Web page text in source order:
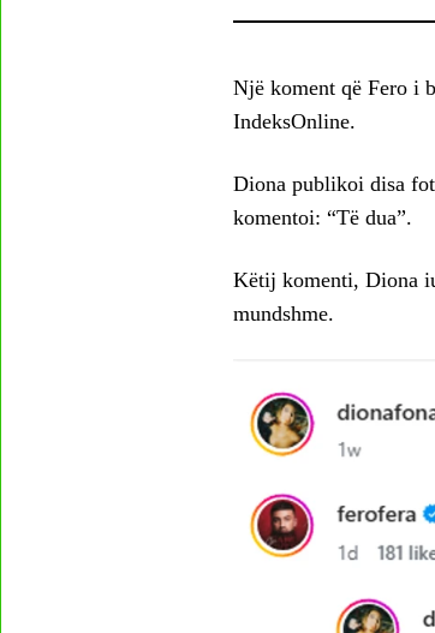
Një koment që Fero i
IndeksOnline.
Diona publikoi disa
komentoi: “Të dua”.
Këtij komenti, Diona
mundshme.